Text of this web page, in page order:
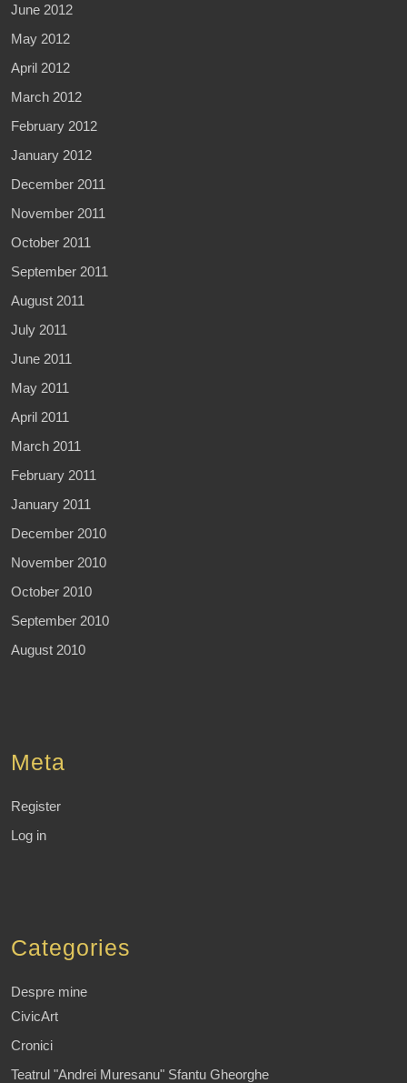
June 2012
May 2012
April 2012
March 2012
February 2012
January 2012
December 2011
November 2011
October 2011
September 2011
August 2011
July 2011
June 2011
May 2011
April 2011
March 2011
February 2011
January 2011
December 2010
November 2010
October 2010
September 2010
August 2010
Meta
Register
Log in
Categories
Despre mine
CivicArt
Cronici
Teatrul "Andrei Muresanu" Sfantu Gheorghe